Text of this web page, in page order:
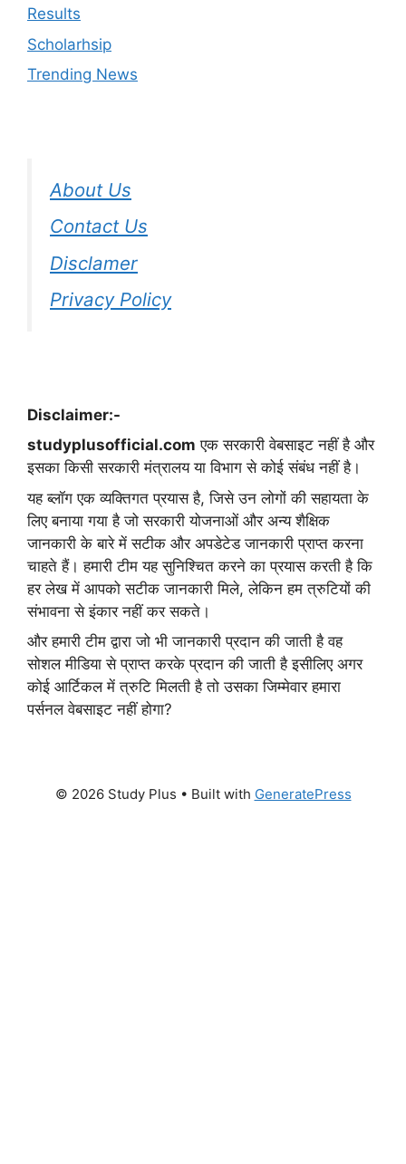
Results
Scholarhsip
Trending News
About Us
Contact Us
Disclamer
Privacy Policy
Disclaimer:-
studyplusofficial.com एक सरकारी वेबसाइट नहीं है और
इसका किसी सरकारी मंत्रालय या विभाग से कोई संबंध नहीं है।
यह ब्लॉग एक व्यक्तिगत प्रयास है, जिसे उन लोगों की सहायता के
लिए बनाया गया है जो सरकारी योजनाओं और अन्य शैक्षिक
जानकारी के बारे में सटीक और अपडेटेड जानकारी प्राप्त करना
चाहते हैं। हमारी टीम यह सुनिश्चित करने का प्रयास करती है कि
हर लेख में आपको सटीक जानकारी मिले, लेकिन हम त्रुटियों की
संभावना से इंकार नहीं कर सकते।
और हमारी टीम द्वारा जो भी जानकारी प्रदान की जाती है वह
सोशल मीडिया से प्राप्त करके प्रदान की जाती है इसीलिए अगर
कोई आर्टिकल में त्रुटि मिलती है तो उसका जिम्मेवार हमारा
पर्सनल वेबसाइट नहीं होगा?
© 2026 Study Plus • Built with GeneratePress